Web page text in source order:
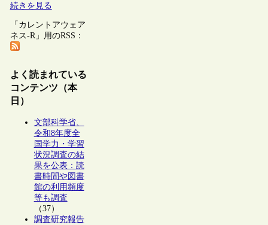
続きを見る
「カレントアウェア
ネス-R」用のRSS：
よく読まれている
コンテンツ（本
日）
文部科学省、
令和8年度全
国学力・学習
状況調査の結
果を公表：読
書時間や図書
館の利用頻度
等も調査
（37）
調査研究報告